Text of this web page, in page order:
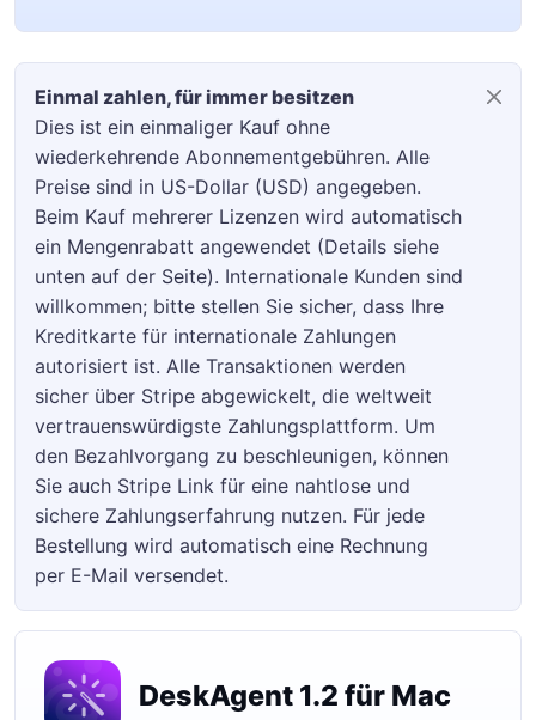
Einmal zahlen, für immer besitzen
Dies ist ein einmaliger Kauf ohne
wiederkehrende Abonnementgebühren. Alle
Preise sind in US-Dollar (USD) angegeben.
Beim Kauf mehrerer Lizenzen wird automatisch
ein Mengenrabatt angewendet (Details siehe
unten auf der Seite). Internationale Kunden sind
willkommen; bitte stellen Sie sicher, dass Ihre
Kreditkarte für internationale Zahlungen
autorisiert ist. Alle Transaktionen werden
sicher über Stripe abgewickelt, die weltweit
vertrauenswürdigste Zahlungsplattform. Um
den Bezahlvorgang zu beschleunigen, können
Sie auch Stripe Link für eine nahtlose und
sichere Zahlungserfahrung nutzen. Für jede
Bestellung wird automatisch eine Rechnung
per E-Mail versendet.
DeskAgent 1.2 für Mac